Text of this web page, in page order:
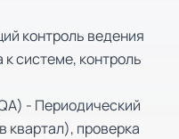
контроль ведения
системе, контроль
- Периодический
квартал), проверка